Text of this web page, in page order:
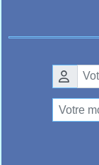
master 2. Le
Un effort de
anodin,
pour cet